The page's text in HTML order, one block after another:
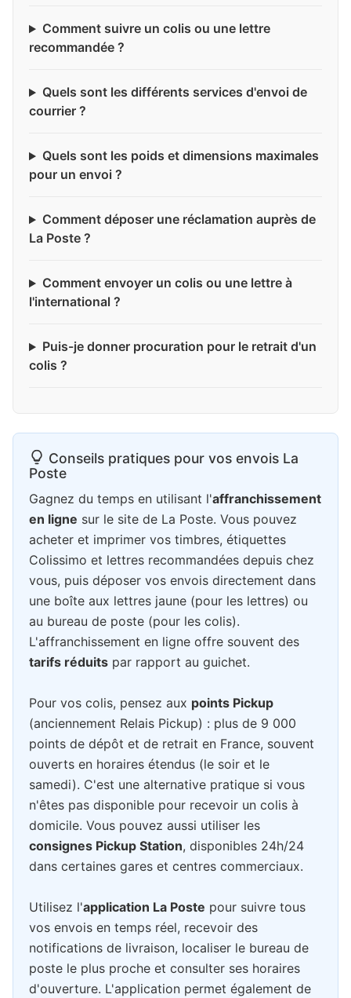
Comment suivre un colis ou une lettre
recommandée ?
Quels sont les différents services d'envoi de
courrier ?
Quels sont les poids et dimensions maximales
pour un envoi ?
Comment déposer une réclamation auprès de
La Poste ?
Comment envoyer un colis ou une lettre à
l'international ?
Puis-je donner procuration pour le retrait d'un
colis ?
Conseils pratiques pour vos envois La
Poste
Gagnez du temps en utilisant l'affranchissement
en ligne sur le site de La Poste. Vous pouvez
acheter et imprimer vos timbres, étiquettes
Colissimo et lettres recommandées depuis chez
vous, puis déposer vos envois directement dans
une boîte aux lettres jaune (pour les lettres) ou
au bureau de poste (pour les colis).
L'affranchissement en ligne offre souvent des
tarifs réduits par rapport au guichet.
Pour vos colis, pensez aux points Pickup
(anciennement Relais Pickup) : plus de 9 000
points de dépôt et de retrait en France, souvent
ouverts en horaires étendus (le soir et le
samedi). C'est une alternative pratique si vous
n'êtes pas disponible pour recevoir un colis à
domicile. Vous pouvez aussi utiliser les
consignes Pickup Station, disponibles 24h/24
dans certaines gares et centres commerciaux.
Utilisez l'application La Poste pour suivre tous
vos envois en temps réel, recevoir des
notifications de livraison, localiser le bureau de
poste le plus proche et consulter ses horaires
d'ouverture. L'application permet également de